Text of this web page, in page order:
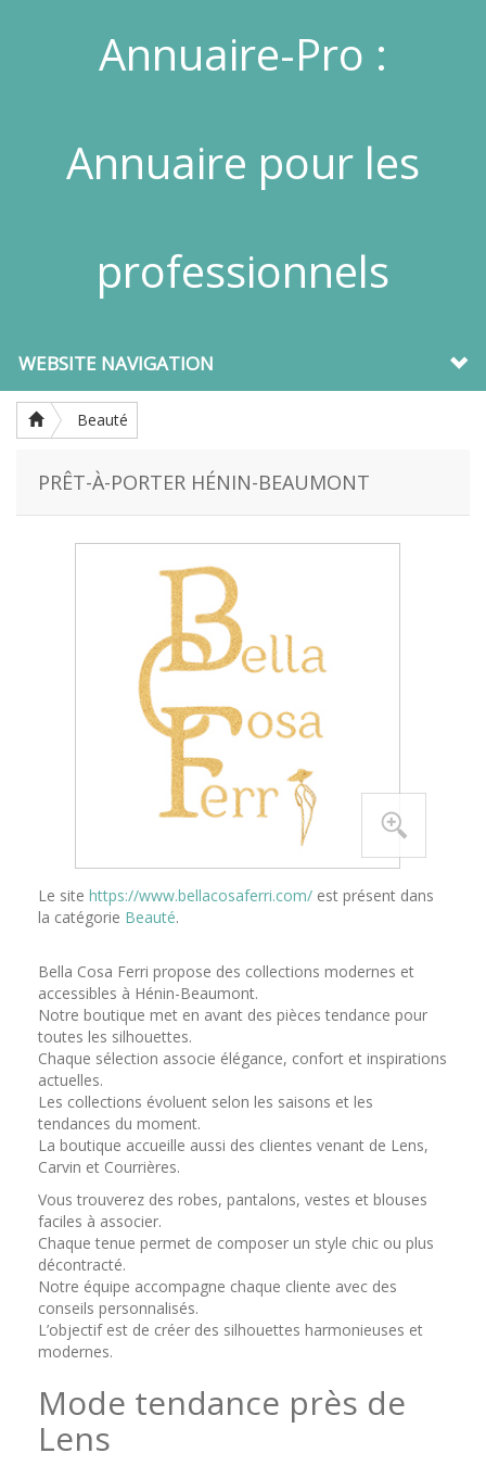
Annuaire-Pro :
Annuaire pour les
professionnels
WEBSITE NAVIGATION
Beauté
PRÊT-À-PORTER HÉNIN-BEAUMONT
Le site https://www.bellacosaferri.com/ est présent dans
la catégorie Beauté.
Bella Cosa Ferri propose des collections modernes et
accessibles à Hénin-Beaumont.
Notre boutique met en avant des pièces tendance pour
toutes les silhouettes.
Chaque sélection associe élégance, confort et inspirations
actuelles.
Les collections évoluent selon les saisons et les
tendances du moment.
La boutique accueille aussi des clientes venant de Lens,
Carvin et Courrières.
Vous trouverez des robes, pantalons, vestes et blouses
faciles à associer.
Chaque tenue permet de composer un style chic ou plus
décontracté.
Notre équipe accompagne chaque cliente avec des
conseils personnalisés.
L’objectif est de créer des silhouettes harmonieuses et
modernes.
Mode tendance près de
Lens